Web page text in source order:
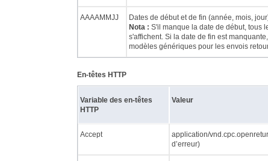
AAAAMMJJ
Dates de début et de fin (année, mois,
Nota : S'il manque la date de début, tous
s'affichent. Si la date de fin est
modèles génériques pour les envois
En-têtes HTTP
Variable des en-têtes
HTTP
Valeur
Accept application/
d’erreur)